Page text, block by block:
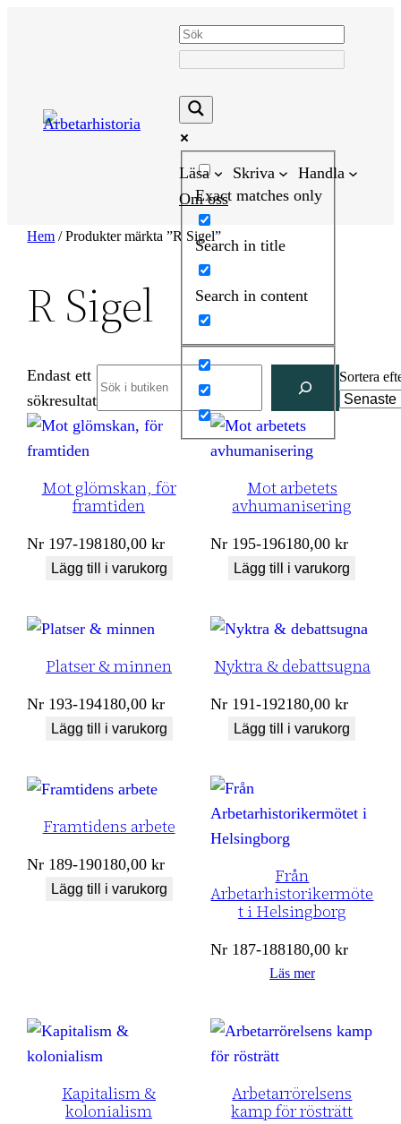
Exact matches only
Search in title
Search in content
Läsa Skriva
Handla
Om oss
Hem / Produkter märkta ”R Sigel”
R Sigel
Endast ett
sökresultat
Sortera
Mot glömskan, för
framtiden
Nr 197-198180,00kr
Lägg till i varukorg
Mot arbetets
avhumanisering
Nr 195-196180,00kr
Lägg till i varukorg
Platser & minnen
Nr 193-194180,00kr
Lägg till i varukorg
Nyktra & debattsugna
Nr 191-192180,00kr
Lägg till i varukorg
Framtidens arbete
Nr 189-190180,00kr
Lägg till i varukorg
Från
Arbetarhistorikermöte
t i Helsingborg
Nr 187-188180,00kr
Läs mer
Kapitalism &
kolonialism
Arbetarrörelsens
kamp för rösträtt